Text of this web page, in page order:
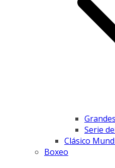
Serie
Clásico
Boxeo